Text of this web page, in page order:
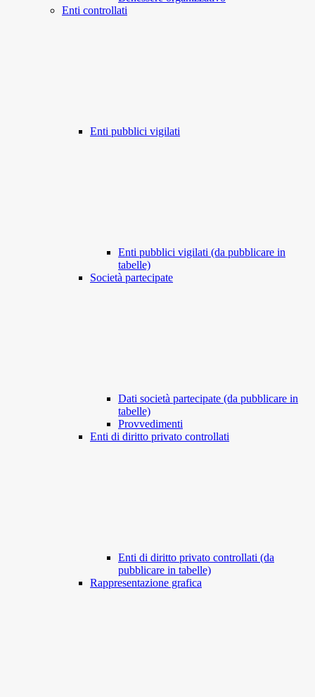
Enti controllati
Enti pubblici vigilati
Enti pubblici vigilati (da pubblicare in
tabelle)
Società partecipate
Dati società partecipate (da pubblicare in
tabelle)
Provvedimenti
Enti di diritto privato controllati
Enti di diritto privato controllati (da
pubblicare in tabelle)
Rappresentazione grafica